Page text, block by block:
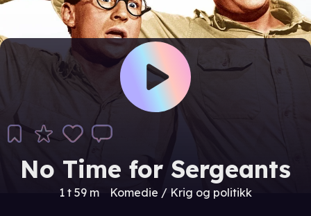
No Time for Sergeants
1 t 59 m Komedie / Krig og politikk